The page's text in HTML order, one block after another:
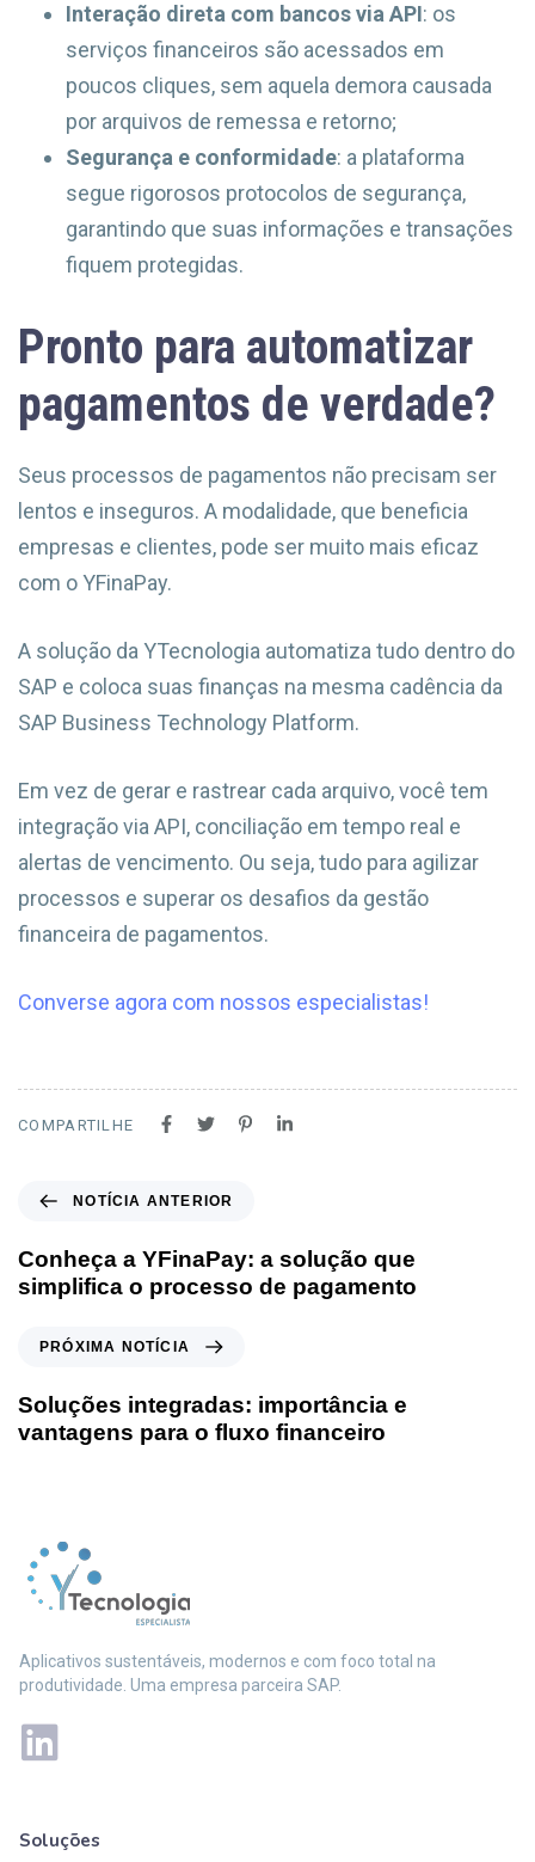
Interação direta com bancos via API: os
serviços financeiros são acessados em
poucos cliques, sem aquela demora causada
por arquivos de remessa e retorno;
Segurança e conformidade: a plataforma
segue rigorosos protocolos de segurança,
garantindo que suas informações e transações
fiquem protegidas.
Pronto para automatizar
pagamentos de verdade?
Seus processos de pagamentos não precisam ser
lentos e inseguros. A modalidade, que beneficia
empresas e clientes, pode ser muito mais eficaz
com o YFinaPay.
A solução da YTecnologia automatiza tudo dentro do
SAP e coloca suas finanças na mesma cadência da
SAP Business Technology Platform.
Em vez de gerar e rastrear cada arquivo, você tem
integração via API, conciliação em tempo real e
alertas de vencimento. Ou seja, tudo para agilizar
processos e superar os desafios da gestão
financeira de pagamentos.
Converse agora com nossos especialistas!
COMPARTILHE
NOTÍCIA ANTERIOR
Conheça a YFinaPay: a solução que
simplifica o processo de pagamento
PRÓXIMA NOTÍCIA
Soluções integradas: importância e
vantagens para o fluxo financeiro
Aplicativos sustentáveis, modernos e com foco total na
produtividade. Uma empresa parceira SAP.
Soluções